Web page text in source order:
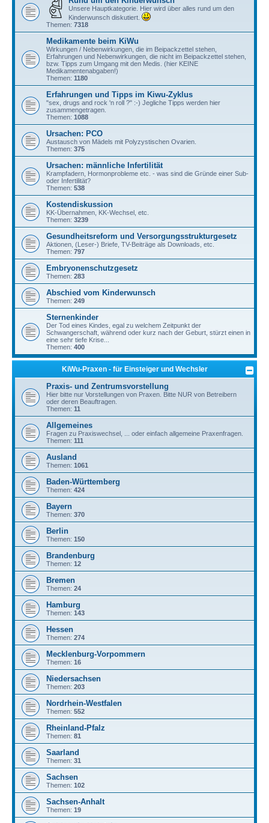
Unsere Hauptkategorie. Hier wird über alles rund um den
Kinderwunsch diskutiert.
Themen: 7318
Medikamente beim KiWu
Wirkungen / Nebenwirkungen, die im Beipackzettel stehen,
Erfahrungen und Nebenwirkungen, die nicht im Beipackzettel stehen,
bzw. Tipps zum Umgang mit den Medis. (hier KEINE
Medikamentenabgaben!)
Themen: 1180
Erfahrungen und Tipps im Kiwu-Zyklus
"sex, drugs and rock 'n roll ?" :-) Jegliche Tipps werden hier
zusammengetragen.
Themen: 1088
Ursachen: PCO
Austausch von Mädels mit Polyzystischen Ovarien.
Themen: 375
Ursachen: männliche Infertilität
Krampfadern, Hormonprobleme etc. - was sind die Gründe einer Sub-
oder Infertilität?
Themen: 538
Kostendiskussion
KK-Übernahmen, KK-Wechsel, etc.
Themen: 3239
Gesundheitsreform und Versorgungsstrukturgesetz
Aktionen, (Leser-) Briefe, TV-Beiträge als Downloads, etc.
Themen: 797
Embryonenschutzgesetz
Themen: 283
Abschied vom Kinderwunsch
Themen: 249
Sternenkinder
Der Tod eines Kindes, egal zu welchem Zeitpunkt der
Schwangerschaft, während oder kurz nach der Geburt, stürzt einen in
eine sehr tiefe Krise...
Themen: 400
KiWu-Praxen - für Einsteiger und Wechsler
Praxis- und Zentrumsvorstellung
Hier bitte nur Vorstellungen von Praxen. Bitte NUR von Betreibern
oder deren Beauftragen.
Themen: 11
Allgemeines
Fragen zu Praxiswechsel, ... oder einfach allgemeine Praxenfragen.
Themen: 111
Ausland
Themen: 1061
Baden-Württemberg
Themen: 424
Bayern
Themen: 370
Berlin
Themen: 150
Brandenburg
Themen: 12
Bremen
Themen: 24
Hamburg
Themen: 143
Hessen
Themen: 274
Mecklenburg-Vorpommern
Themen: 16
Niedersachsen
Themen: 203
Nordrhein-Westfalen
Themen: 552
Rheinland-Pfalz
Themen: 81
Saarland
Themen: 31
Sachsen
Themen: 102
Sachsen-Anhalt
Themen: 19